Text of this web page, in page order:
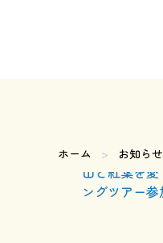
ホーム お知らせ